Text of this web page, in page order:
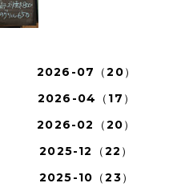
2026-07（20）
2026-04（17）
2026-02（20）
2025-12（22）
2025-10（23）